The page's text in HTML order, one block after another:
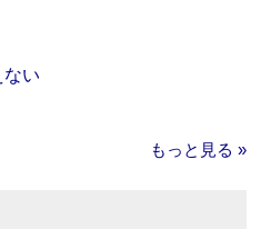
ない
もっと見る »